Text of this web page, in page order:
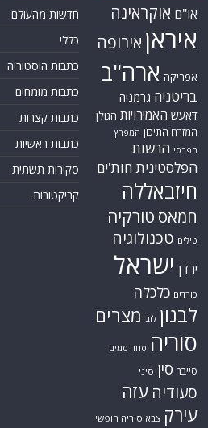
או"ם אוקראינה
איראן אירופה
אפריקה ארה"ב
בריטניה גרמניה
דאעש האמירויות הגולן
המזרח התיכון המפרץ
הפרסי הרשות
הפלסטינית חות'ים
חיזבאללה
חמאס טורקיה
טילים טכנולוגיה
ירדן ישראל
כורדים כלכלה
לבנון לוב מצרים
סוריה סחר סמים
סייבר סין סיני
סעודיה עזה
עירק צבא סוריה חופשי
חדשות מהעולם
כללי
כתבות היסטוריה
כתבות מומחים
כתבות קצרות
כתבות ראשיות
סקירות תשתית
קריקטורות